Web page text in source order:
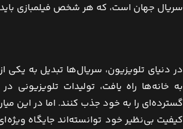
سریال جهان است، که هر شخص فیلمبازی باید
در دنیای تلویزیون، سریال‌ها تبدیل به یکی
به خانه‌ها راه یافت، تولیدات تلویزیونی
گسترده‌ای را به خود جذب کنند. اما در این
کیفیت بی‌نظیر خود توانسته‌اند جایگاه